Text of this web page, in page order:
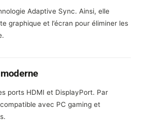
Adaptive Sync. Ainsi, elle
graphique et l’écran pour éliminer les
ports HDMI et DisplayPort. Par
avec PC gaming et